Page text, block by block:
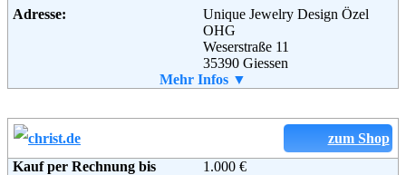
Soziale Kanäle:
Informationen:
AGB
Adresse:
Unique Jewelry Design Özel
OHG
Weserstraße 11
35390 Giessen
+49 (0) 641 - 79497522
Soziale Kanäle:
Weiterführende
Blog, AGB
Mehr Infos ▼
zum Shop
Kauf per Rechnung bis
1.000 €